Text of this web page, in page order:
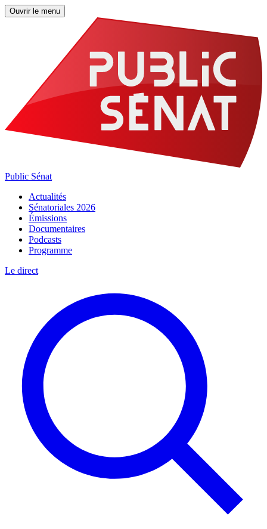
Ouvrir le menu
Public Sénat
Actualités
Sénatoriales 2026
Émissions
Documentaires
Podcasts
Programme
Le direct